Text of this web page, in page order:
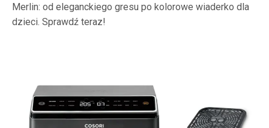
Merlin: od eleganckiego gresu po kolorowe wiaderko dla
dzieci. Sprawdź teraz!